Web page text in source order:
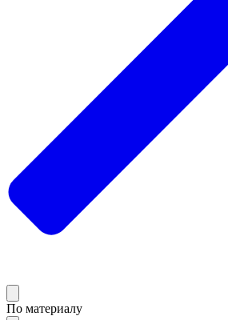
По материалу